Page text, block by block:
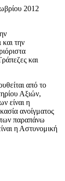
2012
την
και
από το
Αξιών,
είναι η
ανοίγματος
των παραπάνω
η Αστυνομική